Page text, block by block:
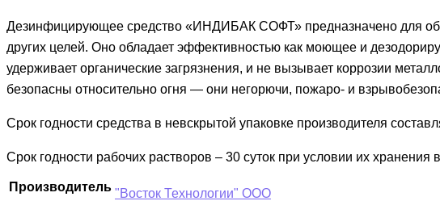
Дезинфицирующее средство «ИНДИБАК СОФТ» предназначено для
других целей. Оно обладает эффективностью как моющее и
удерживает органические загрязнения, и не вызывает коррозии
безопасны относительно огня — они негорючи, пожаро- и
Срок годности средства в невскрытой упаковке производителя
Срок годности рабочих растворов – 30 суток при условии их хранения
Производитель "Восток Технологии" ООО